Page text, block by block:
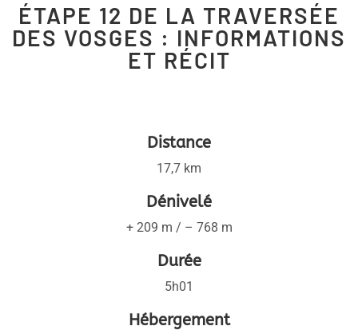
ÉTAPE 12 DE LA TRAVERSÉE
DES VOSGES : INFORMATIONS
ET RÉCIT
Distance
17,7 km
Dénivelé
+ 209 m / – 768 m
Durée
5h01
Hébergement